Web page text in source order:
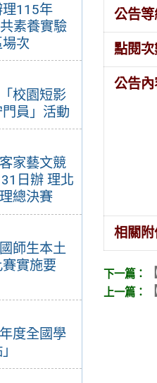
115年
素養實驗
次
校園短影
員」活動
家藝文競
日辦 理北
總決賽
師生本土
實施要
度全國學
公告
點閱
公告
相關